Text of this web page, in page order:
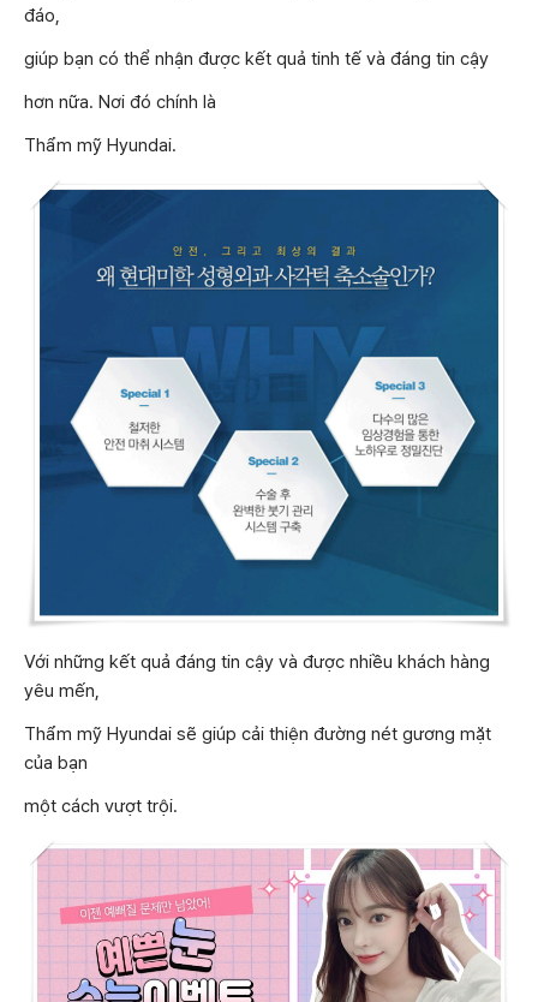
đáo,
giúp bạn có thể nhận được kết quả tinh tế và đáng tin cậy
hơn nữa. Nơi đó chính là
Thẩm mỹ Hyundai.
Với những kết quả đáng tin cậy và được nhiều khách hàng
yêu mến,
Thẩm mỹ Hyundai sẽ giúp cải thiện đường nét gương mặt
của bạn
một cách vượt trội.